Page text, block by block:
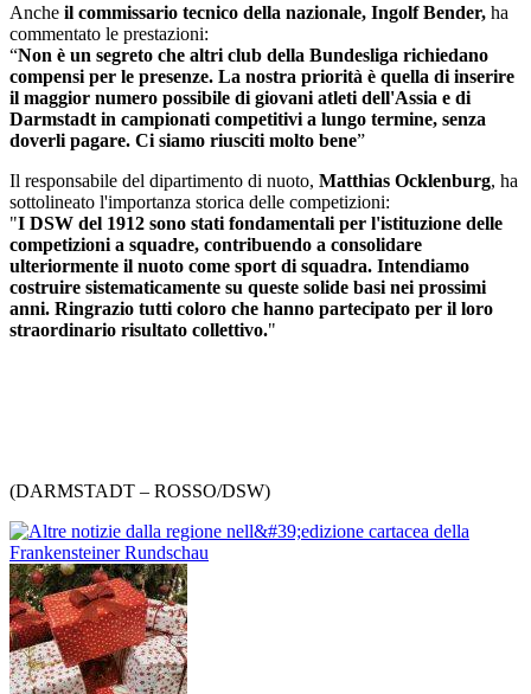
Anche il commissario tecnico della nazionale, Ingolf Bender, ha
commentato le prestazioni:
“Non è un segreto che altri club della Bundesliga richiedano
compensi per le presenze. La nostra priorità è quella di inserire
il maggior numero possibile di giovani atleti dell'Assia e di
Darmstadt in campionati competitivi a lungo termine, senza
doverli pagare. Ci siamo riusciti molto bene”
Il responsabile del dipartimento di nuoto, Matthias Ocklenburg, ha
sottolineato l'importanza storica delle competizioni:
"I DSW del 1912 sono stati fondamentali per l'istituzione delle
competizioni a squadre, contribuendo a consolidare
ulteriormente il nuoto come sport di squadra. Intendiamo
costruire sistematicamente su queste solide basi nei prossimi
anni. Ringrazio tutti coloro che hanno partecipato per il loro
straordinario risultato collettivo."
(DARMSTADT – ROSSO/DSW)